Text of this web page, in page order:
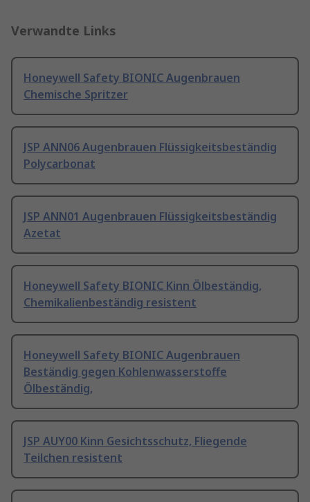
Verwandte Links
Honeywell Safety BIONIC Augenbrauen
Chemische Spritzer
JSP ANN06 Augenbrauen Flüssigkeitsbeständig
Polycarbonat
JSP ANN01 Augenbrauen Flüssigkeitsbeständig
Azetat
Honeywell Safety BIONIC Kinn Ölbeständig,
Chemikalienbeständig resistent
Honeywell Safety BIONIC Augenbrauen
Beständig gegen Kohlenwasserstoffe
Ölbeständig,
JSP AUY00 Kinn Gesichtsschutz, Fliegende
Teilchen resistent